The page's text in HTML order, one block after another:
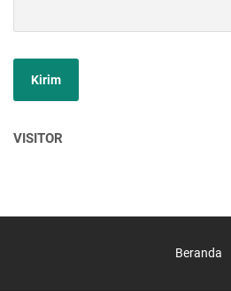
VISITOR
Beranda